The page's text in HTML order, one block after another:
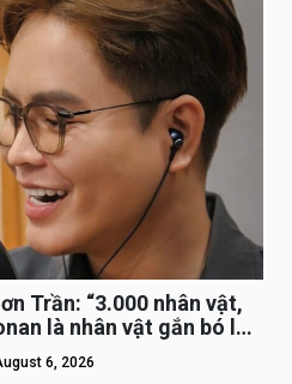
Trần: “3.000 nhân vật,
là nhân vật gắn bó lâu
6, 2026